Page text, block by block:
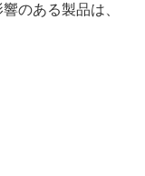
のある製品は、